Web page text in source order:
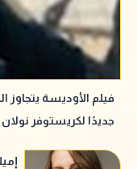
جديدًا لكريستوفر نولان